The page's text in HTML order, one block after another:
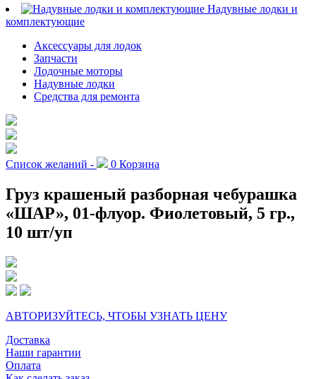
Надувные лодки и
комплектующие
Аксессуары для лодок
Запчасти
Лодочные моторы
Надувные лодки
Средства для ремонта
Список желаний - 0 Корзина
Груз крашеный разборная чебурашка
«ШАР», 01-флуор. Фиолетовый, 5 гр.,
10 шт/уп
АВТОРИЗУЙТЕСЬ, ЧТОБЫ УЗНАТЬ ЦЕНУ
Доставка
Наши гарантии
Оплата